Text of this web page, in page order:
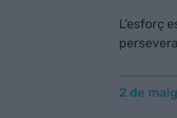
L’esforç
2 de